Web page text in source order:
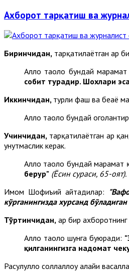
Ахборот тарқатиш ва
Биринчидан, тарқатилаётган ҳар
Аллоҳ таоло бундай
собит турадир. Шохлари
Иккинчидан, турли фаҳш ва беҳаё
Аллоҳ таоло бундай
Учинчидан, тарқатилаётган ҳар
унутмаслик керак.
Аллоҳ таоло бундай марҳамат
берур" (Ёсин сураси, 65-оят).
Имом Шофиъий айтадилар:
кўрганингизда хурсанд
Тўртинчидан, ҳар бир
Аллоҳ таоло шунга буюради: "
қилганингизга надомат
Расулуллоҳ соллаллоҳу алайҳи